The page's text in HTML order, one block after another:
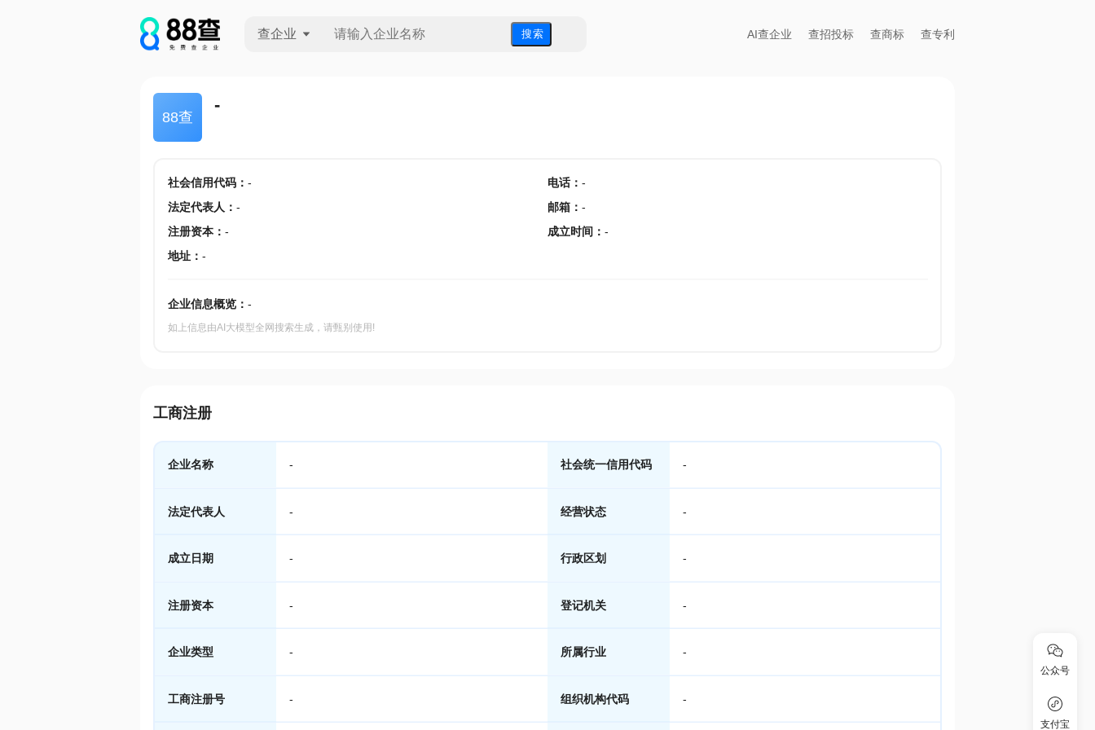
查企业 搜 索 AI查企业 查招投标 查商标 查专利
88查
-
社会信用代码： - 电话： -
法定代表人 ： - 邮箱 ： -
注册资本： - 成立时间 ： -
地址： -
企业信息概览： -
如上信息由AI大模型全网搜索生成，请甄别使用!
工商注册
企业名称 - 社会统一信用代码 -
法定代表人 - 经营状态 -
成立日期 - 行政区划 -
注册资本 - 登记机关 -
企业类型 - 所属行业 -
工商注册号 - 组织机构代码 -
公众号
支付宝